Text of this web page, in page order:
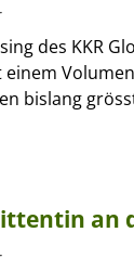
des KKR
bislang
an